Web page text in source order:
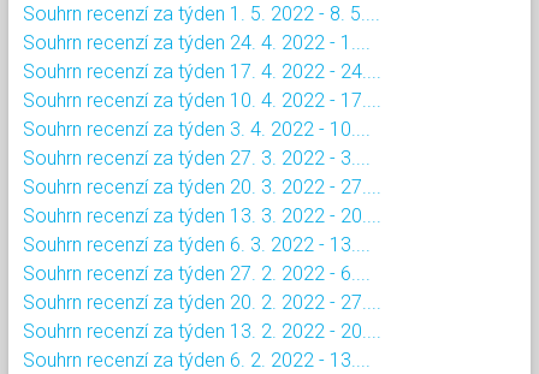
Souhrn recenzí za týden 1. 5. 2022 - 8. 5....
Souhrn recenzí za týden 24. 4. 2022 - 1....
Souhrn recenzí za týden 17. 4. 2022 - 24....
Souhrn recenzí za týden 10. 4. 2022 - 17....
Souhrn recenzí za týden 3. 4. 2022 - 10....
Souhrn recenzí za týden 27. 3. 2022 - 3....
Souhrn recenzí za týden 20. 3. 2022 - 27....
Souhrn recenzí za týden 13. 3. 2022 - 20....
Souhrn recenzí za týden 6. 3. 2022 - 13....
Souhrn recenzí za týden 27. 2. 2022 - 6....
Souhrn recenzí za týden 20. 2. 2022 - 27....
Souhrn recenzí za týden 13. 2. 2022 - 20....
Souhrn recenzí za týden 6. 2. 2022 - 13....